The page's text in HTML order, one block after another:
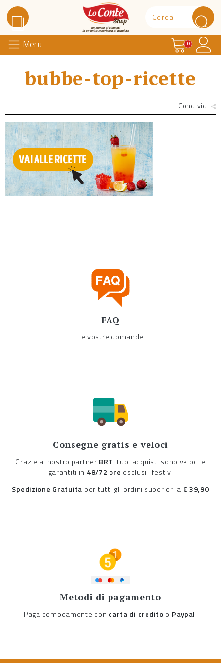
Lo Conte Shop
Menu Carrello
0
bubbe-top-ricette
Condividi
FAQ
Le vostre domande
Consegne gratis e veloci
Grazie al nostro partner BRTi tuoi acquisti sono veloci e
garantiti in 48/72 ore esclusi i festivi
Spedizione Gratuita per tutti gli ordini superiori a € 39,90
Metodi di pagamento
Paga comodamente con carta di credito o Paypal.